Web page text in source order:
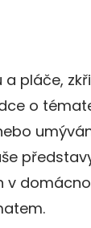
a pláče,
o
v